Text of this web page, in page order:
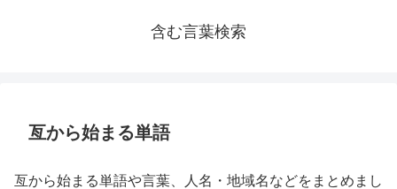
含む言葉検索
亙から始まる単語
亙から始まる単語や言葉、人名・地域名などをまとめまし